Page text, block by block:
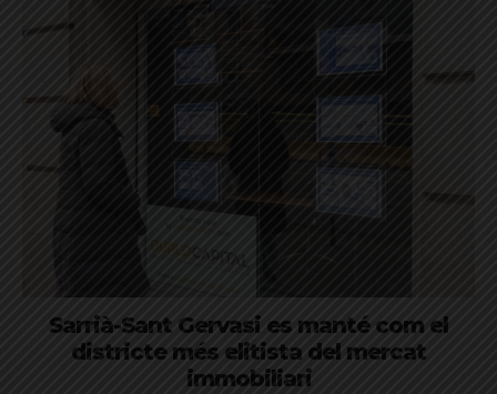
Sarrià-Sant Gervasi es manté com el
districte més elitista del mercat
immobiliari